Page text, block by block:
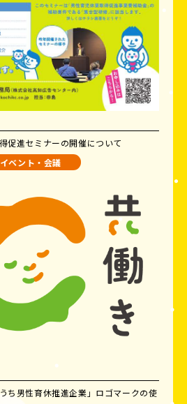
促進セミナーの開催について
イベント・会議
ち男性育休推進企業」ロゴマークの使